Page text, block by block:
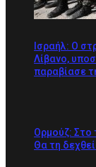
Ισραήλ: Ο
Λίβανο,
παραβίασε
Ορμούζ: Στο
Θα τη